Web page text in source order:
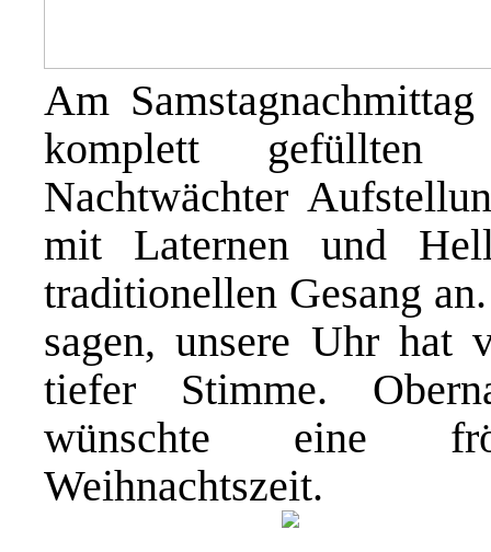
Am
komplett gefüllten
Nachtwächter
mit Laternen und
traditionellen Gesang
sagen, unsere Uhr hat
tiefer Stimme.
wünschte eine
Weihnachtszeit.